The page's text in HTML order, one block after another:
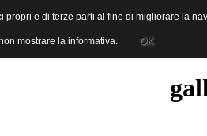
Industrie Cinematografiche
propri e di terze parti al fine di migliorare la
mostrare la informativa. OK